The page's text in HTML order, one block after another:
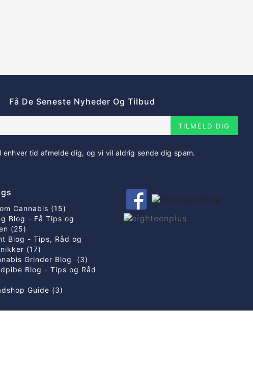
Få De Seneste Nyheder Og Tilbud
TILMELD DIG
enhver tid afmelde dig, og vi vil aldrig sende dig spam.
Cannabis (15)
Blog - Få Tips og
(25)
Blog - Tips, Råd og
(17)
Grinder Blog (3)
Blog - Tips og Råd
Guide (3)